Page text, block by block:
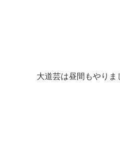
大道芸は昼間もやりま